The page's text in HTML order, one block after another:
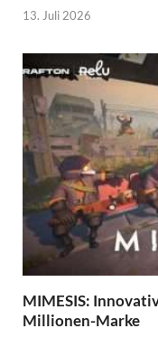
13. Juli 2026
MIMESIS:
Millionen-Marke